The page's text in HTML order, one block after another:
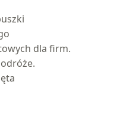
dla firm.